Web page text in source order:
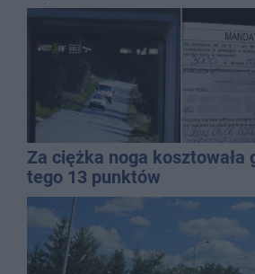
Za ciężka noga kosztowała
tego 13 punktów